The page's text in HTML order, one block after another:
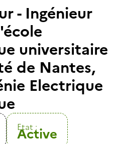
- Ingénieur
universitaire
de Nantes,
Electrique
Etat :
Active